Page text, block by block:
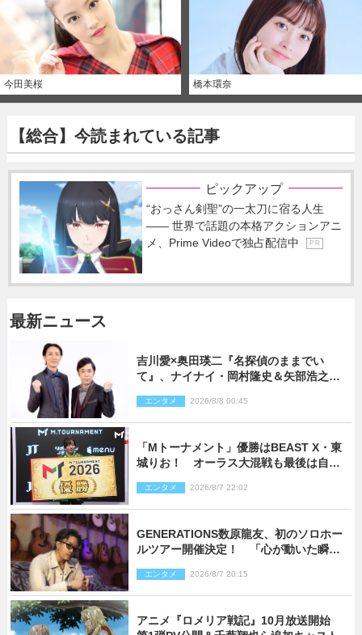
今田美桜 橋本環奈
【総合】今読まれている記事
ピックアップ
“おっさん剣聖”の一太刀に宿る人生
―― 世界で話題の本格アクションアニ
メ、Prime Videoで独占配信中
P R
最新ニュース
吉川愛×奥田瑛二『名探偵のままでい
て』、ナイナイ・岡村隆史＆矢部浩之の
エンタメ 2026/8/8 00:45
「Mトーナメント」優勝はBEAST X・東
城りお！ オーラス大混戦も最後は自ら
エンタメ 2026/8/7 22:02
GENERATIONS数原龍友、初のソロホー
ルツアー開催決定！ 「心が動いた瞬間
エンタメ 2026/8/7 20:15
アニメ『ロメリア戦記』10月放送開始